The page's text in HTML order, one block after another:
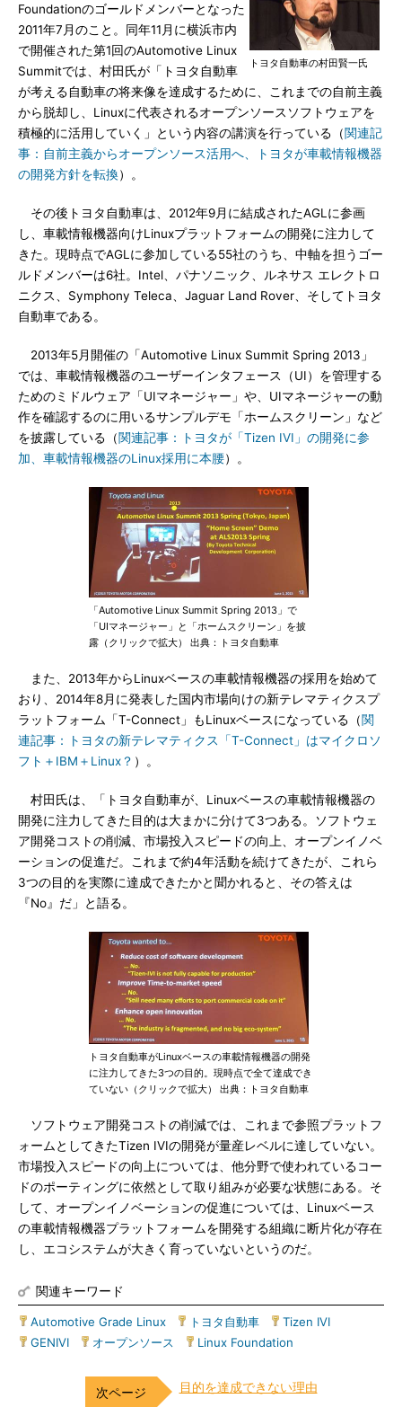
トヨタ自動車の村田賢一氏
Foundationのゴールドメンバーとなった
2011年7月のこと。同年11月に横浜市内
で開催された第1回のAutomotive Linux
Summitでは、村田氏が「トヨタ自動車
が考える自動車の将来像を達成するために、これまでの自前主義
から脱却し、Linuxに代表されるオープンソースソフトウェアを
積極的に活用していく」という内容の講演を行っている（関連記
事：自前主義からオープンソース活用へ、トヨタが車載情報機器
の開発方針を転換）。
その後トヨタ自動車は、2012年9月に結成されたAGLに参画
し、車載情報機器向けLinuxプラットフォームの開発に注力して
きた。現時点でAGLに参加している55社のうち、中軸を担うゴー
ルドメンバーは6社。Intel、パナソニック、ルネサス エレクトロ
ニクス、Symphony Teleca、Jaguar Land Rover、そしてトヨタ
自動車である。
2013年5月開催の「Automotive Linux Summit Spring 2013」
では、車載情報機器のユーザーインタフェース（UI）を管理する
ためのミドルウェア「UIマネージャー」や、UIマネージャーの動
作を確認するのに用いるサンプルデモ「ホームスクリーン」など
を披露している（関連記事：トヨタが「Tizen IVI」の開発に参
加、車載情報機器のLinux採用に本腰）。
「Automotive Linux Summit Spring 2013」で
「UIマネージャー」と「ホームスクリーン」を披
露（クリックで拡大） 出典：トヨタ自動車
また、2013年からLinuxベースの車載情報機器の採用を始めて
おり、2014年8月に発表した国内市場向けの新テレマティクスプ
ラットフォーム「T-Connect」もLinuxベースになっている（関
連記事：トヨタの新テレマティクス「T-Connect」はマイクロソ
フト＋IBM＋Linux？ ）。
村田氏は、「トヨタ自動車が、Linuxベースの車載情報機器の
開発に注力してきた目的は大まかに分けて3つある。ソフトウェ
ア開発コストの削減、市場投入スピードの向上、オープンイノベ
ーションの促進だ。これまで約4年活動を続けてきたが、これら
3つの目的を実際に達成できたかと聞かれると、その答えは
『No』だ」と語る。
トヨタ自動車がLinuxベースの車載情報機器の開発
に注力してきた3つの目的。現時点で全て達成でき
ていない（クリックで拡大） 出典：トヨタ自動車
ソフトウェア開発コストの削減では、これまで参照プラットフ
ォームとしてきたTizen IVIの開発が量産レベルに達していない。
市場投入スピードの向上については、他分野で使われているコー
ドのポーティングに依然として取り組みが必要な状態にある。そ
して、オープンイノベーションの促進については、Linuxベース
の車載情報機器プラットフォームを開発する組織に断片化が存在
し、エコシステムが大きく育っていないというのだ。
関連キーワード
Automotive Grade Linux トヨタ自動車 Tizen IVI
GENIVI
オープンソース Linux Foundation
目的を達成できない理由